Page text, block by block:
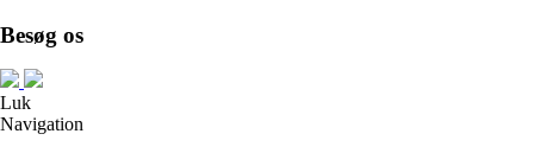
Besøg os
Luk
Navigation